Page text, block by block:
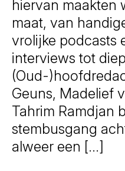
hiervan maakten
maat, van
vrolijke podcasts
interviews tot
(Oud-
Geuns, Madelief
Tahrim Ramdjan
stembusgang
alweer een […]